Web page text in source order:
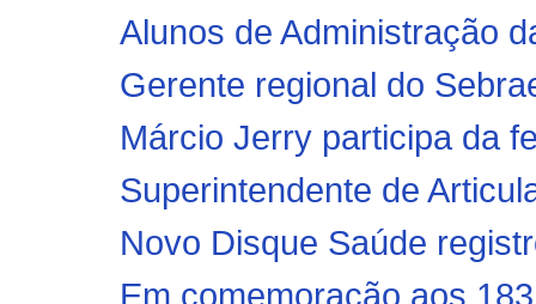
Alunos de Administração
Gerente regional do
Márcio Jerry participa da
Superintendente de
Novo Disque Saúde
Em comemoração aos